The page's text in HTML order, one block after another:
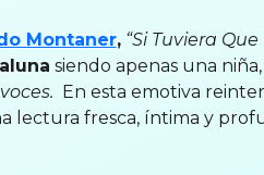
Montaner, “Si Tuviera Que
siendo apenas una niña,
En esta emotiva
lectura fresca, íntima y